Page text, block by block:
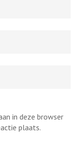
in deze browser
plaats.